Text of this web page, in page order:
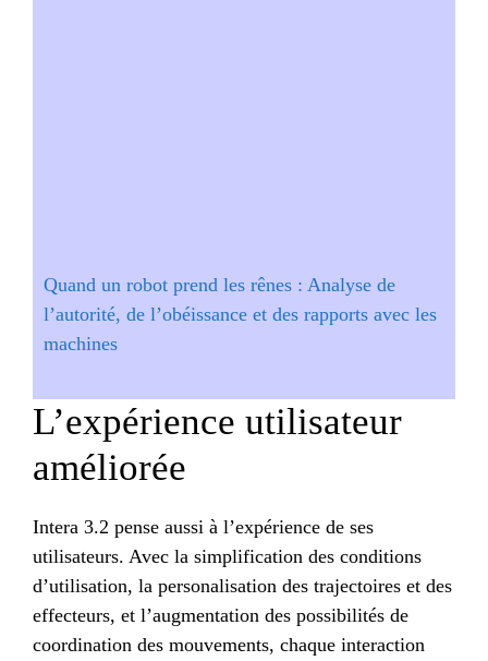
Quand un robot prend les rênes : Analyse de
l’autorité, de l’obéissance et des rapports avec les
machines
L’expérience utilisateur
améliorée
Intera 3.2 pense aussi à l’expérience de ses
utilisateurs. Avec la simplification des conditions
d’utilisation, la personalisation des trajectoires et des
effecteurs, et l’augmentation des possibilités de
coordination des mouvements, chaque interaction